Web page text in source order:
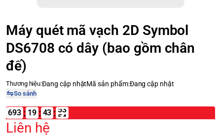
Máy quét mã vạch 2D Symbol
DS6708 có dây (bao gồm chân
đế)
Thương hiệu:Đang cập nhậtMã sản phẩm:Đang cập nhật
So sánh
693 : 19 : :
Liên hệ